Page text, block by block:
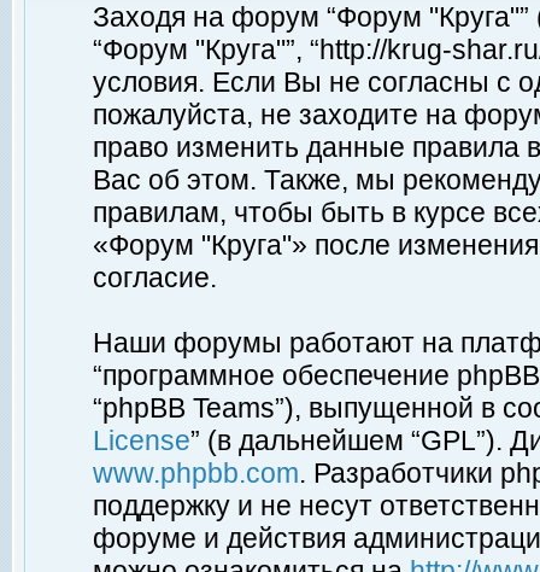
Заходя на форум “Форум
“Форум "Круга"”, “http://krug-
условия. Если Вы не согласны с
пожалуйста, не заходите на
право изменить данные правила
Вас об этом. Также, мы
правилам, чтобы быть в курсе
«Форум "Круга"» после
согласие.
Наши форумы работают на
“программное обеспечение
“phpBB Teams”), выпущенной в
License” (в дальнейшем “GPL”).
www.phpbb.com. Разработчики
поддержку и не несут
форуме и действия